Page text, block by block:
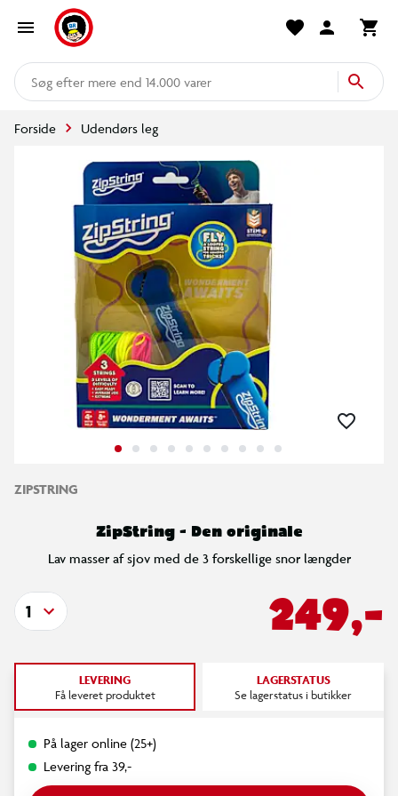
mere end 14.000 varer
Forside Udendørs leg
ZIPSTRING
ZipString - Den originale
Lav masser af sjov med de 3 forskellige snor længder
249,-
1
LEVERING
Få leveret produktet
LAGERSTATUS
Se lagerstatus i butikker
På lager online (25+)
Levering fra 39,-